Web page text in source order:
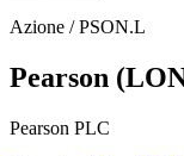
Azione / PSON.L
Pearson
Pearson PLC